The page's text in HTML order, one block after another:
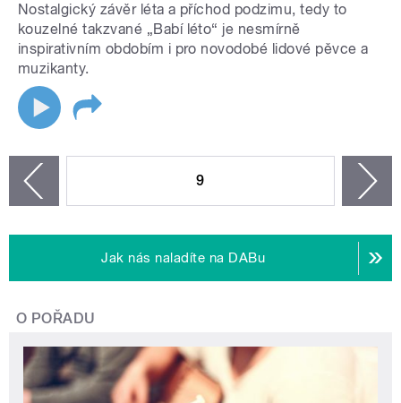
Nostalgický závěr léta a příchod podzimu, tedy to
kouzelné takzvané „Babí léto“ je nesmírně
inspirativním obdobím i pro novodobé lidové pěvce a
muzikanty.
9
Jak nás naladíte na DABu
O POŘADU